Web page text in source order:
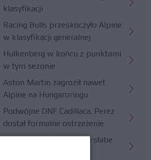
klasyfikacji
Racing Bulls przeskoczyło Alpine
w klasyfikacji generalnej
Hulkenberg w końcu z punktami
w tym sezonie
Aston Martin zagroził nawet
Alpine na Hungaroringu
Podwójne DNF Cadillaca. Perez
dostał formalne ostrzeżenie
Hungaroring potwierdził słabe